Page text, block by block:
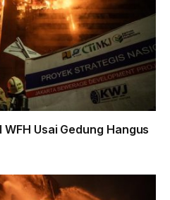
Usai Gedung Hangus